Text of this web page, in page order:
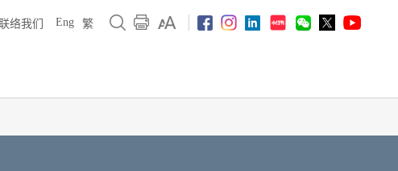
络我们 Eng 繁